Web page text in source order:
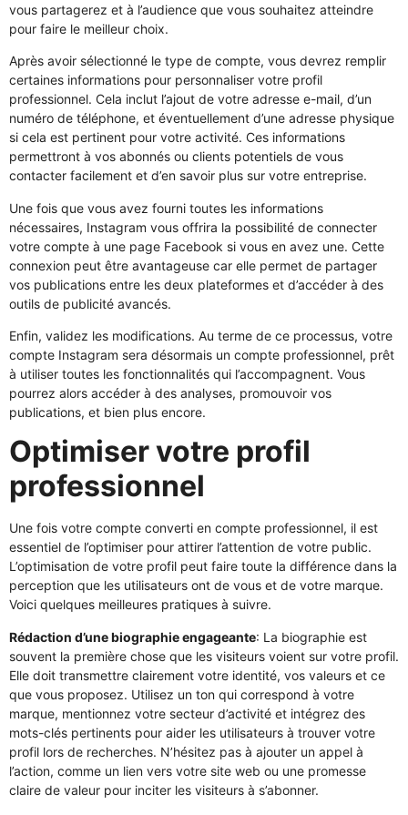
vous partagerez et à l’audience que vous souhaitez atteindre
pour faire le meilleur choix.
Après avoir sélectionné le type de compte, vous devrez remplir
certaines informations pour personnaliser votre profil
professionnel. Cela inclut l’ajout de votre adresse e-mail, d’un
numéro de téléphone, et éventuellement d’une adresse physique
si cela est pertinent pour votre activité. Ces informations
permettront à vos abonnés ou clients potentiels de vous
contacter facilement et d’en savoir plus sur votre entreprise.
Une fois que vous avez fourni toutes les informations
nécessaires, Instagram vous offrira la possibilité de connecter
votre compte à une page Facebook si vous en avez une. Cette
connexion peut être avantageuse car elle permet de partager
vos publications entre les deux plateformes et d’accéder à des
outils de publicité avancés.
Enfin, validez les modifications. Au terme de ce processus, votre
compte Instagram sera désormais un compte professionnel, prêt
à utiliser toutes les fonctionnalités qui l’accompagnent. Vous
pourrez alors accéder à des analyses, promouvoir vos
publications, et bien plus encore.
Optimiser votre profil
professionnel
Une fois votre compte converti en compte professionnel, il est
essentiel de l’optimiser pour attirer l’attention de votre public.
L’optimisation de votre profil peut faire toute la différence dans la
perception que les utilisateurs ont de vous et de votre marque.
Voici quelques meilleures pratiques à suivre.
Rédaction d’une biographie engageante: La biographie est
souvent la première chose que les visiteurs voient sur votre profil.
Elle doit transmettre clairement votre identité, vos valeurs et ce
que vous proposez. Utilisez un ton qui correspond à votre
marque, mentionnez votre secteur d’activité et intégrez des
mots-clés pertinents pour aider les utilisateurs à trouver votre
profil lors de recherches. N’hésitez pas à ajouter un appel à
l’action, comme un lien vers votre site web ou une promesse
claire de valeur pour inciter les visiteurs à s’abonner.